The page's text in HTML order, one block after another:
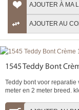
AJOUTER À MA
AJOUTER AU
1545 Teddy Bont
Teddy bont voor
meter en 2 meter breed.